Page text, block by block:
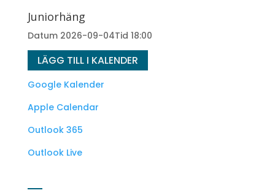
Juniorhäng
Datum 2026-09-04Tid 18:00
LÄGG TILL I KALENDER
Google Kalender
Apple Calendar
Outlook 365
Outlook Live